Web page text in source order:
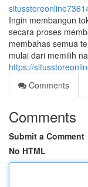
Ingin membangun
secara proses
membahas semua
mulai dari memilih
https://
Comments
Comments
Submit a Comment
No HTML